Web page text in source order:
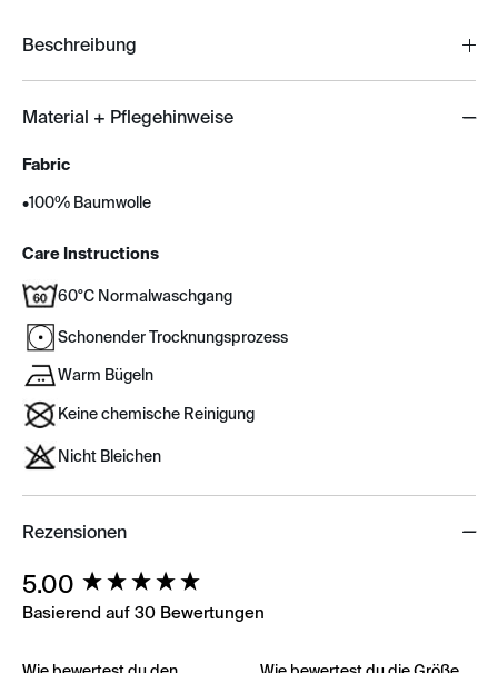
Beschreibung
Material + Pflegehinweise
Fabric
•100% Baumwolle
Care Instructions
60°C Normalwaschgang
Schonender Trocknungsprozess
Warm Bügeln
Keine chemische Reinigung
Nicht Bleichen
Rezensionen
5.00
Basierend auf 30 Bewertungen
New content loaded